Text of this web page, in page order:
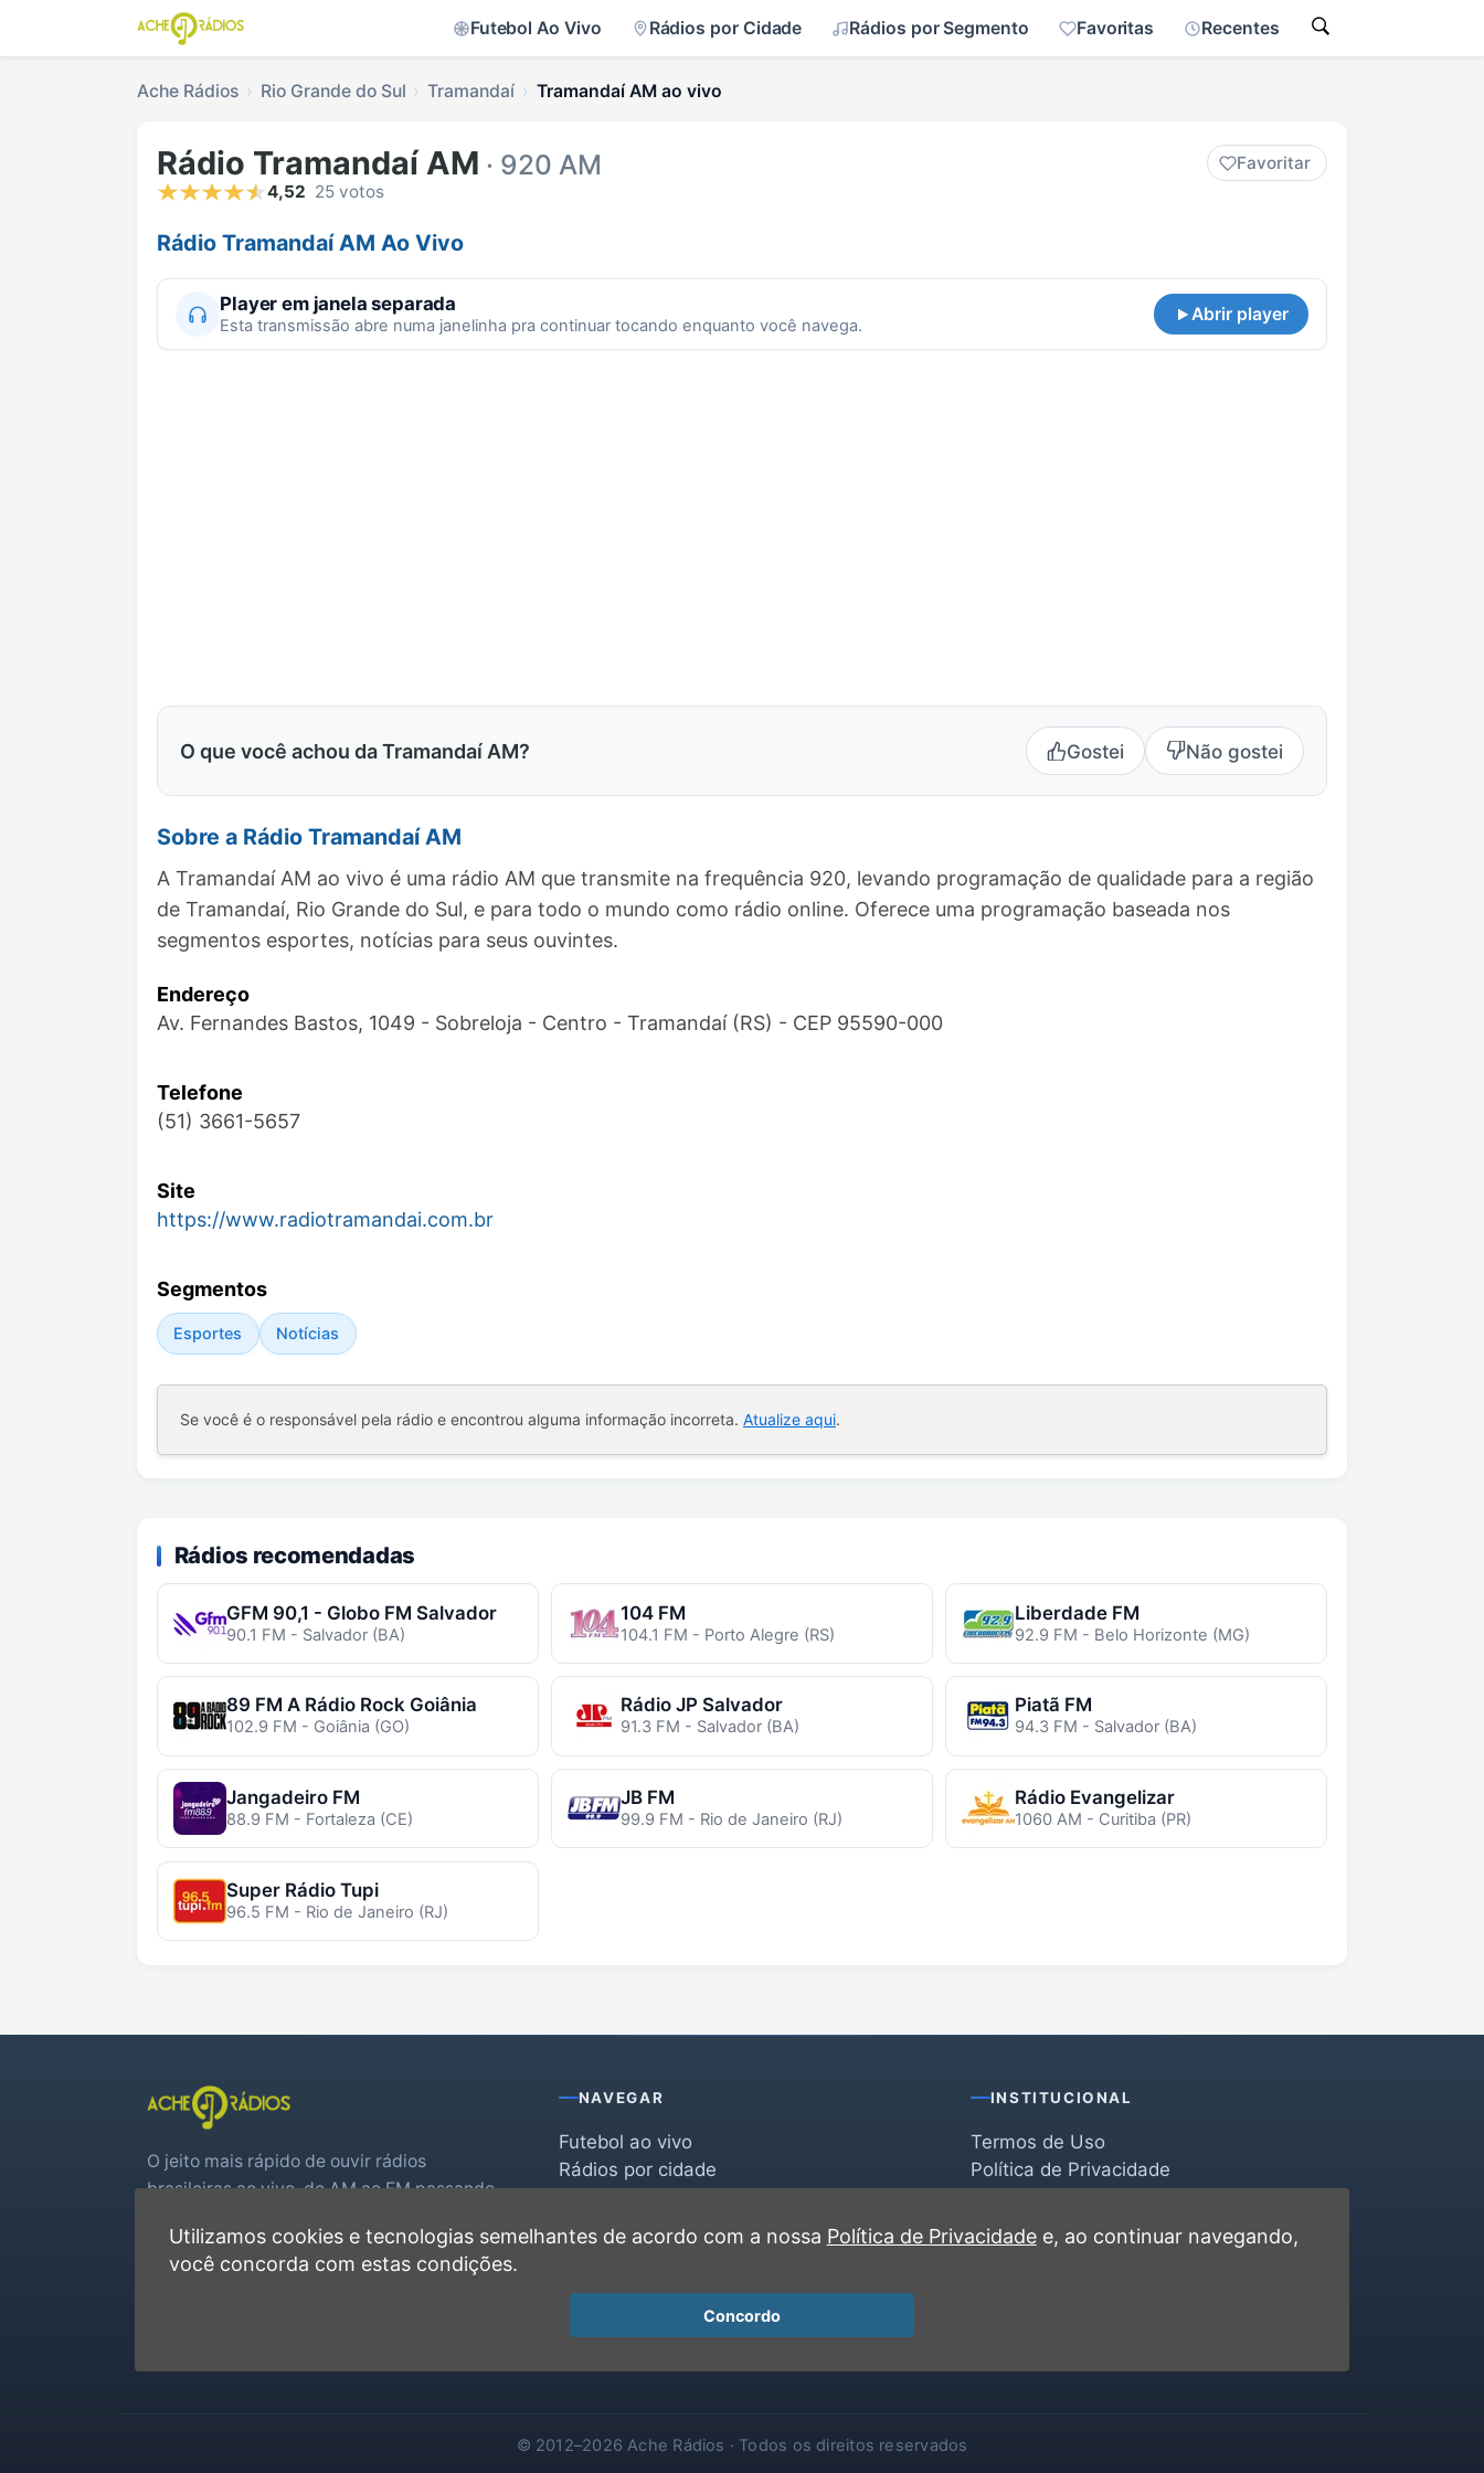
Futebol Ao Vivo Rádios por Cidade Rádios por Segmento Favoritas Recentes
Ache Rádios Rio Grande do Sul Tramandaí Tramandaí AM ao vivo
Rádio Tramandaí AM · 920 AM
Favoritar
4,52 25 votos
Rádio Tramandaí AM Ao Vivo
Player em janela separada
Esta transmissão abre numa janelinha pra continuar tocando enquanto você navega.
Abrir player
O que você achou da Tramandaí AM? Gostei Não gostei
Sobre a Rádio Tramandaí AM
A Tramandaí AM ao vivo é uma rádio AM que transmite na frequência 920, levando programação de qualidade para a região
de Tramandaí, Rio Grande do Sul, e para todo o mundo como rádio online. Oferece uma programação baseada nos
segmentos esportes, notícias para seus ouvintes.
Endereço
Av. Fernandes Bastos, 1049 - Sobreloja - Centro - Tramandaí (RS) - CEP 95590-000
Telefone
(51) 3661-5657
Site
https://www.radiotramandai.com.br
Segmentos
Esportes Notícias
Se você é o responsável pela rádio e encontrou alguma informação incorreta. Atualize aqui.
Rádios recomendadas
GFM 90,1 - Globo FM Salvador
90.1 FM - Salvador (BA)
104 FM
104.1 FM - Porto Alegre (RS)
Liberdade FM
92.9 FM - Belo Horizonte (MG)
89 FM A Rádio Rock Goiânia
102.9 FM - Goiânia (GO)
Rádio JP Salvador
91.3 FM - Salvador (BA)
Piatã FM
94.3 FM - Salvador (BA)
Jangadeiro FM
88.9 FM - Fortaleza (CE)
JB FM
99.9 FM - Rio de Janeiro (RJ)
Rádio Evangelizar
1060 AM - Curitiba (PR)
Super Rádio Tupi
96.5 FM - Rio de Janeiro (RJ)
O jeito mais rápido de ouvir rádios
brasileiras ao vivo, do AM ao FM passando
real.
NAVEGAR
Futebol ao vivo
Rádios por cidade
Favoritas
INSTITUCIONAL
Termos de Uso
Política de Privacidade
Contato
© 2012–2026 Ache Rádios · Todos os direitos reservados
Utilizamos cookies e tecnologias semelhantes de acordo com a nossa Política de Privacidadee, ao continuar navegando,
você concorda com estas condições.
Concordo